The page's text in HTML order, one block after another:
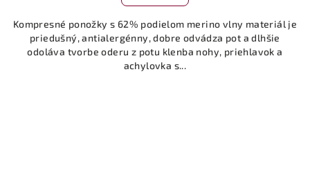
Kompresné ponožky s 62% podielom merino vlny materiál je
priedušný, antialergénny, dobre odvádza pot a dlhšie
odoláva tvorbe oderu z potu klenba nohy, priehlavok a
achylovka s...